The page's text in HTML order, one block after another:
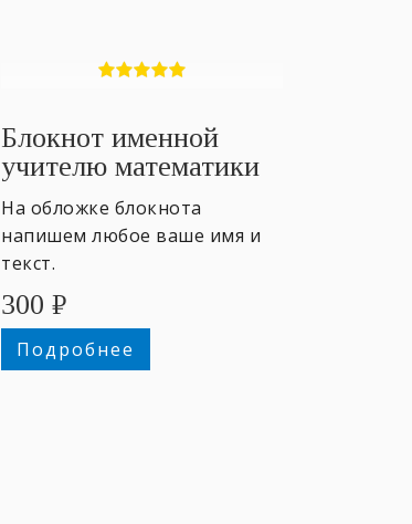
Блокнот именной
учителю математики
На обложке блокнота
напишем любое ваше имя и
текст.
300 ₽
Подробнее